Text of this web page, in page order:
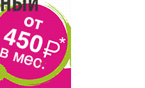
Торговля
Бизнес и финансы
Юристы, Экспертиза, Страхование